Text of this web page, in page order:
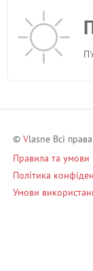
© Vlasne Всі
Правила та умови
Політика
Умови